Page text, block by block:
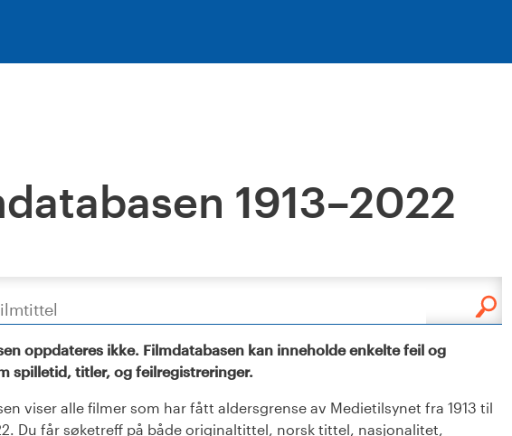
1913–2022
oppdateres ikke. Filmdatabasen kan inneholde enkelte feil og
spilletid, titler, og feilregistreringer.
viser alle filmer som har fått aldersgrense av Medietilsynet fra 1913 til
Du får søketreff på både originaltittel, norsk tittel, nasjonalitet,